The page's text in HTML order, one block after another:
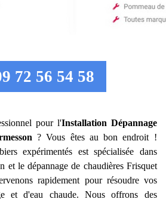
72 56 54 58
pour l'Installation Dépannage
? Vous êtes au bon endroit !
expérimentés est spécialisée dans
et le dépannage de chaudières Frisquet
rapidement pour résoudre vos
et d'eau chaude. Nous offrons des